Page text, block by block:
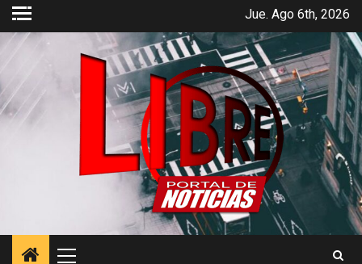
Saltar
contenido
Jue. Ago 6th, 2026
principal